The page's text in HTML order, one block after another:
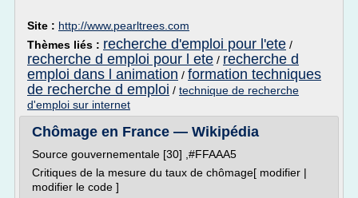
Site : http://www.pearltrees.com
Thèmes liés : recherche d'emploi pour l'ete /
recherche d emploi pour l ete / recherche d
emploi dans l animation / formation techniques
de recherche d emploi / technique de recherche
d'emploi sur internet
Chômage en France — Wikipédia
Source gouvernementale [30] ,#FFAAA5
Critiques de la mesure du taux de chômage[ modifier |
modifier le code ]